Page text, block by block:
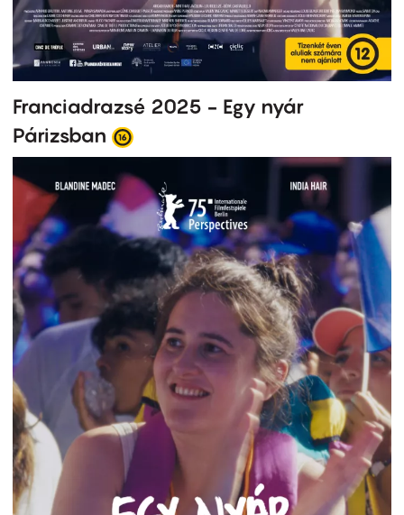
Franciadrazsé 2025 - Egy nyár
Párizsban